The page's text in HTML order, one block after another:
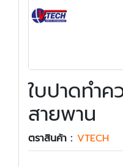
ใบปาดทำค
สายพาน
ตราสินค้า : VTECH